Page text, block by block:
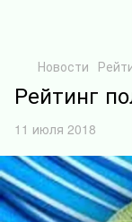
Новости
Рейтинг
11 июля 2018